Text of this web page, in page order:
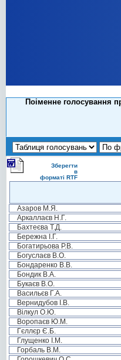
Поіменне голосування
Зберегти
в
форматі RTF
Азаров М.Я.
Аркаллаєв Н.Г.
Бахтеєва Т.Д.
Бережна І.Г.
Богатирьова Р.В.
Богуслаєв В.О.
Бондаренко В.В.
Бондик В.А.
Букаєв В.О.
Васильєв Г.А.
Вернидубов І.В.
Вілкул О.Ю.
Воропаєв Ю.М.
Гєллєр Є.Б.
Глущенко І.М.
Горбаль В.М.